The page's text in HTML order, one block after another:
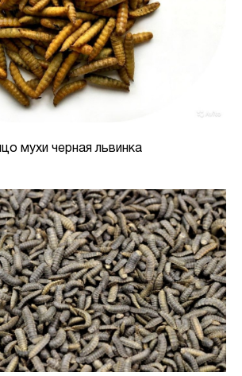
мухи черная львинка